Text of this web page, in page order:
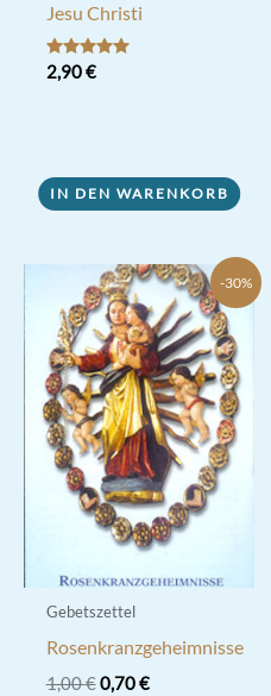
Jesu Christi
Bewertet mit
5.00
2,90€
IN DEN WARENKORB
-30%
Gebetszettel
Rosenkranzgeheimnisse
1,00€ Ursprünglicher
0,70€Aktueller